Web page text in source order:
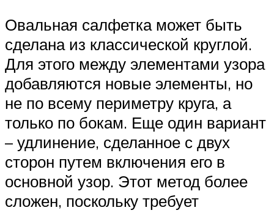
Овальная салфетка может быть
сделана из классической круглой.
Для этого между элементами узора
добавляются новые элементы, но
не по всему периметру круга, а
только по бокам. Еще один вариант
– удлинение, сделанное с двух
сторон путем включения его в
основной узор. Этот метод более
сложен, поскольку требует